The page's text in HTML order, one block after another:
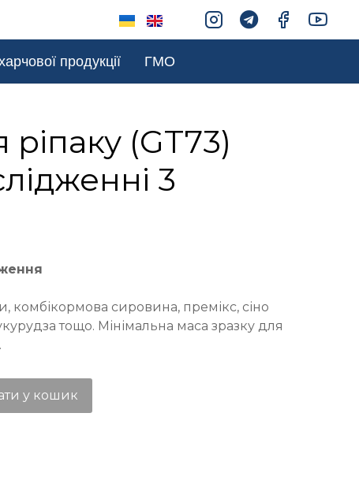
продукції ГМО
ріпаку (GT73)
3
комбікормова сировина, премікс, сіно
тощо. Мінімальна маса зразку для
у кошик